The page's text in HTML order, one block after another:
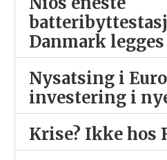
Danmark
Nysatsing i
investering i
Krise? Ikke hos